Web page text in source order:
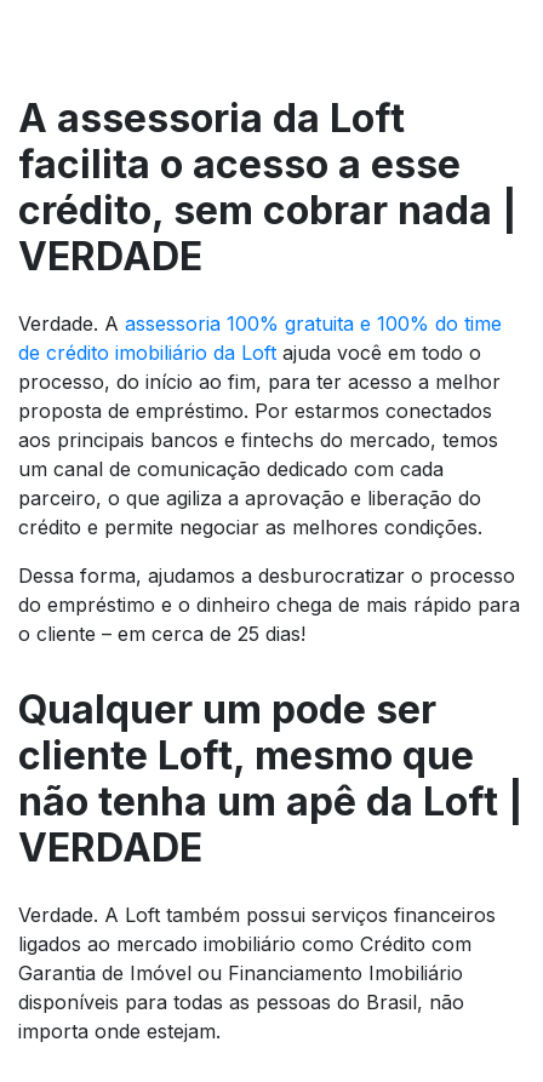
A assessoria da Loft
facilita o acesso a esse
crédito, sem cobrar nada |
VERDADE
Verdade. A assessoria 100% gratuita e 100% do time
de crédito imobiliário da Loft ajuda você em todo o
processo, do início ao fim, para ter acesso a melhor
proposta de empréstimo. Por estarmos conectados
aos principais bancos e fintechs do mercado, temos
um canal de comunicação dedicado com cada
parceiro, o que agiliza a aprovação e liberação do
crédito e permite negociar as melhores condições.
Dessa forma, ajudamos a desburocratizar o processo
do empréstimo e o dinheiro chega de mais rápido para
o cliente – em cerca de 25 dias!
Qualquer um pode ser
cliente Loft, mesmo que
não tenha um apê da Loft |
VERDADE
Verdade. A Loft também possui serviços financeiros
ligados ao mercado imobiliário como Crédito com
Garantia de Imóvel ou Financiamento Imobiliário
disponíveis para todas as pessoas do Brasil, não
importa onde estejam.